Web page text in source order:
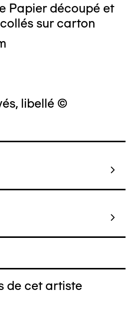
Papier découpé et
sur carton
libellé ©
de cet artiste